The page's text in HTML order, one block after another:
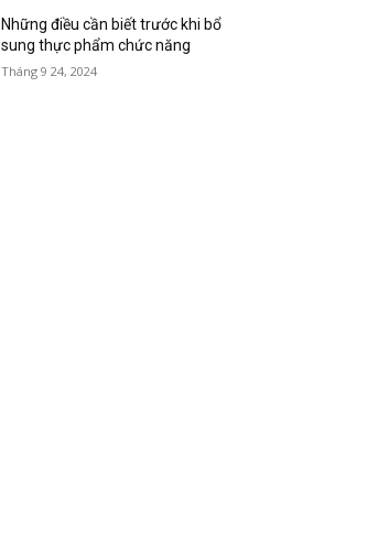
Những điều cần biết trước khi bổ
sung thực phẩm chức năng
Tháng 9 24, 2024